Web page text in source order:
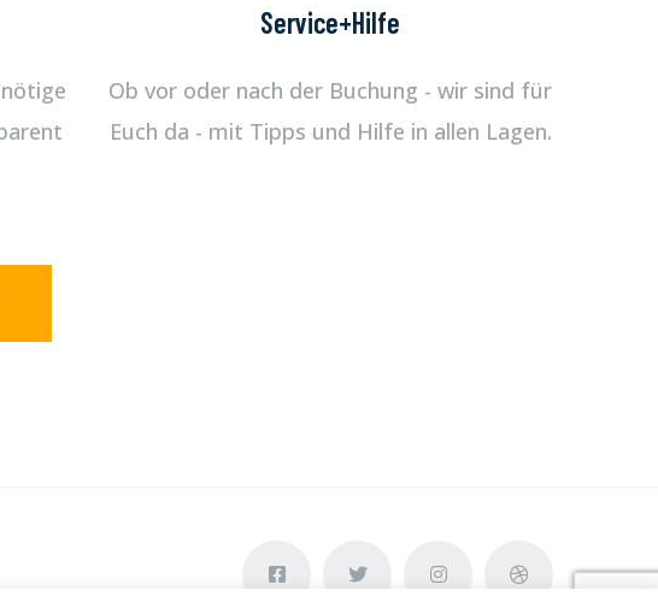
Service+Hilfe
Ob vor oder nach der Buchung - wir sind für
Euch da - mit Tipps und Hilfe in allen Lagen.